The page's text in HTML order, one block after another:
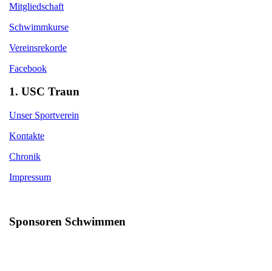
Mitgliedschaft
Schwimmkurse
Vereinsrekorde
Facebook
1. USC Traun
Unser Sportverein
Kontakte
Chronik
Impressum
Sponsoren Schwimmen